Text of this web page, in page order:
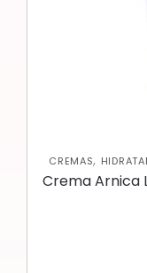
CREMAS,
Crema Arnica